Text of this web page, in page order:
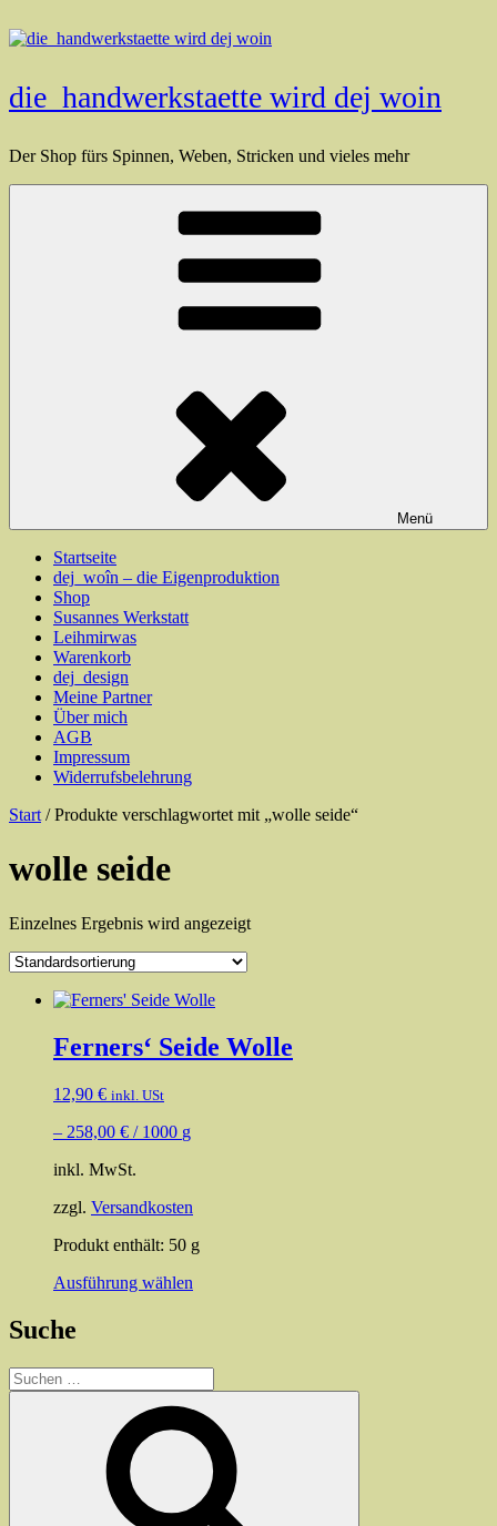
Inhalt
die_handwerkstaette wird dej woin
Der Shop fürs Spinnen, Weben, Stricken und vieles mehr
Menü
Startseite
dej_woîn – die Eigenproduktion
Shop
Susannes Werkstatt
Leihmirwas
Warenkorb
dej_design
Meine Partner
Über mich
AGB
Impressum
Widerrufsbelehrung
Start / Produkte verschlagwortet mit „wolle seide“
wolle seide
Einzelnes Ergebnis wird angezeigt
Ferners‘ Seide Wolle
12,90 € inkl. USt
– 258,00 € / 1000 g
inkl. MwSt.
zzgl. Versandkosten
Produkt enthält: 50 g
Ausführung wählen
Optionen
können
auf
der
Produktseite
gewählt
Suche
Suchen
nach: